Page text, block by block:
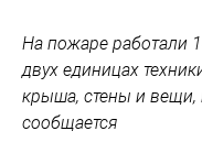
На пожаре работали
двух единицах
крыша, стены и вещи,
сообщается